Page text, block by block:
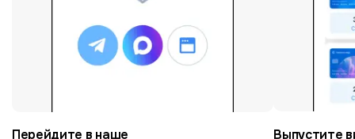
Перейдите в наше
Выпустите